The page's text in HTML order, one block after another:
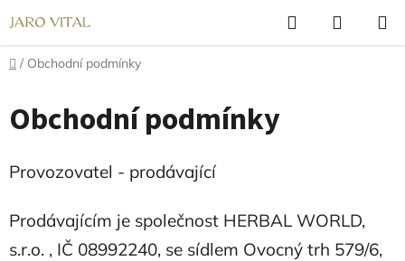
na
obsah
Hledat
KOŠÍK
Domů
/ Obchodní podmínky
Obchodní podmínky
Provozovatel - prodávající
Prodávajícím je společnost HERBAL WORLD,
s.r.o. , IČ 08992240, se sídlem Ovocný trh 579/6,